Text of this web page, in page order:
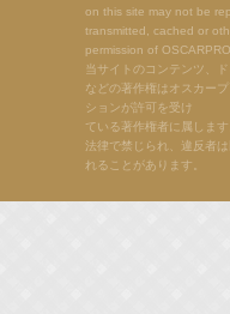
on this site may not be
transmitted, cached or
permission of
当サイトのコンテンツ、
などの著作権はオスカー
ションが許可を受け
ている著作権者に属しま
法律で禁じられ、違反者
れることがあります。